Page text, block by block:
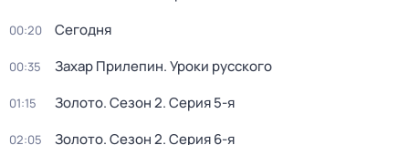
00:20 Сегодня
00:35 Захар Прилепин. Уроки русского
01:15 Золото. Сезон 2. Серия 5-я
02:05 Золото. Сезон 2. Серия 6-я